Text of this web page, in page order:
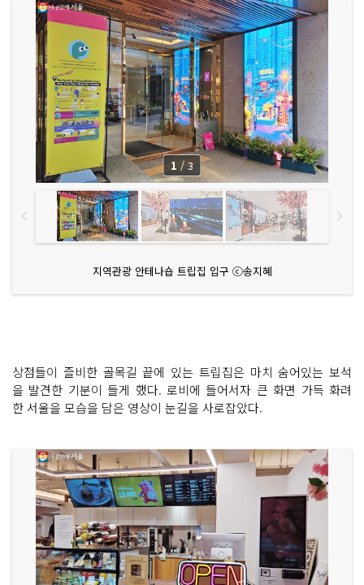
지역관광 안테나숍 트립집 입구 ⓒ송지혜
1 / 3
상점들이 즐비한 골목길 끝에 있는 트립집은 마치 숨어있는 보석
을 발견한 기분이 들게 했다. 로비에 들어서자 큰 화면 가득 화려
한 서울을 모습을 담은 영상이 눈길을 사로잡았다.